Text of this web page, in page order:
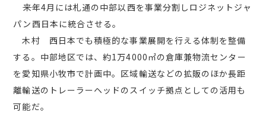
――来年4月には札通の中部以西を事業分割しロジネットジャ
パン西日本に統合させる。
木村 西日本でも積極的な事業展開を行える体制を整備
する。中部地区では、約1万4000㎡の倉庫兼物流センター
を愛知県小牧市で計画中。区域輸送などの拡販のほか長距
離輸送のトレーラーヘッドのスイッチ拠点としての活用も
可能だ。